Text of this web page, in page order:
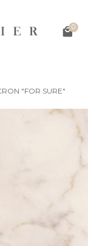
0
"FOR SURE"